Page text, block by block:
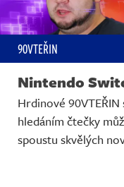
90VTEŘIN
Nintendo
Hrdinové
hledáním čtečky
spoustu skvělých